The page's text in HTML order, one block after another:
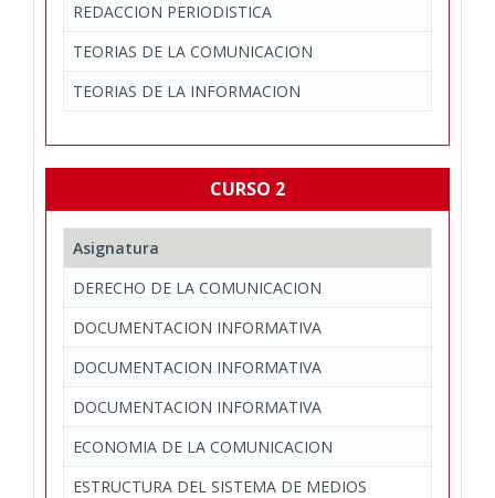
REDACCION PERIODISTICA
TEORIAS DE LA COMUNICACION
TEORIAS DE LA INFORMACION
CURSO 2
Asignatura
DERECHO DE LA COMUNICACION
DOCUMENTACION INFORMATIVA
DOCUMENTACION INFORMATIVA
DOCUMENTACION INFORMATIVA
ECONOMIA DE LA COMUNICACION
ESTRUCTURA DEL SISTEMA DE MEDIOS